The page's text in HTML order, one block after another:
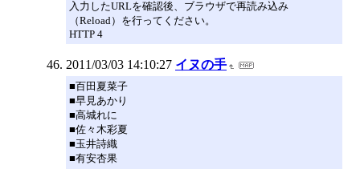
入力したURLを確認後、ブラウザで再読み込み
（Reload）を行ってください。
HTTP 4
2011/03/03 14:10:27 イヌの手
■百田夏菜子
■早見あかり
■高城れに
■佐々木彩夏
■玉井詩織
■有安杏果